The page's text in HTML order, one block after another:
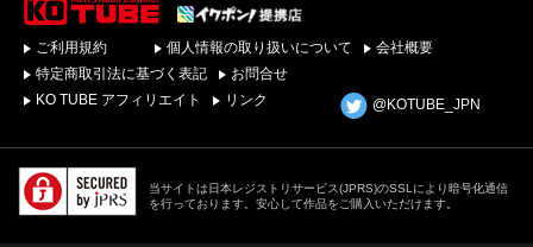
単ダウンロード！ゲイ
動画配信サイトKO
TUBEトップページへ
ご利用規約 個人情報の取り扱いについて
会社概要
特定商取引法に基づく表記
お問合せ
KO TUBE アフィリエイト
リンク @KOTUBE_JPN
当サイトは日本レジストリサービス(JPRS)のSSLにより暗号化通信
を行っております。安心して作品をご購入いただけます。